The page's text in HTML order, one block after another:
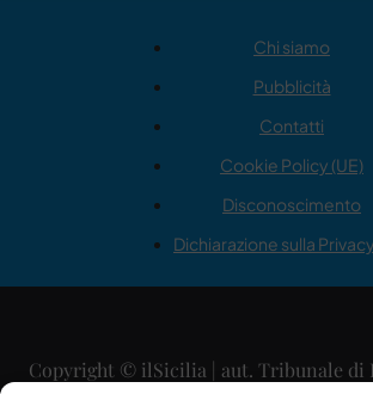
Chi siamo
Pubblicità
Contatti
Cookie Policy (UE)
Disconoscimento
Dichiarazione sulla
Copyright © ilSicilia | aut. Tribunale di